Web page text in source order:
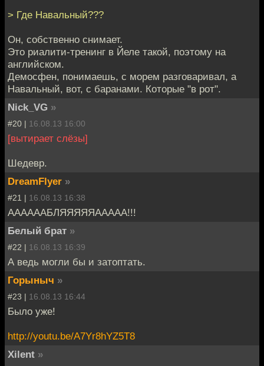
> Где Навальный???
Он, собственно снимает.
Это риалити-тренинг в Йеле такой, поэтому на
английском.
Демосфен, понимаешь, с морем разговаривал, а
Навальный, вот, с баранами. Которые "в рот".
Nick_VG »
#20 | 16.08.13 16:00
[вытирает слёзы]
Шедевр.
DreamFlyer »
#21 | 16.08.13 16:38
ААААААБЛЯЯЯЯЯААААА!!!
Белый брат »
#22 | 16.08.13 16:39
А ведь могли бы и затоптать.
Горыныч »
#23 | 16.08.13 16:44
Было уже!
http://youtu.be/A7Yr8hYZ5T8
Xilent »